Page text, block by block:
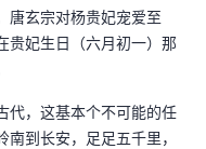
唐玄宗对杨贵妃宠爱至
贵妃生日（六月初一）那
代，这基本个不可能的任
到长安，足足五千里，